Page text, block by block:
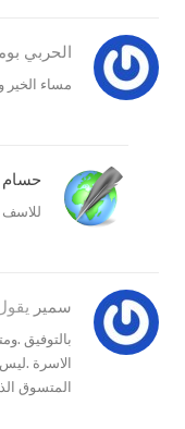
الحربي
مساء الخير
للاسف
سمير
بالتوفيق
المتسوق